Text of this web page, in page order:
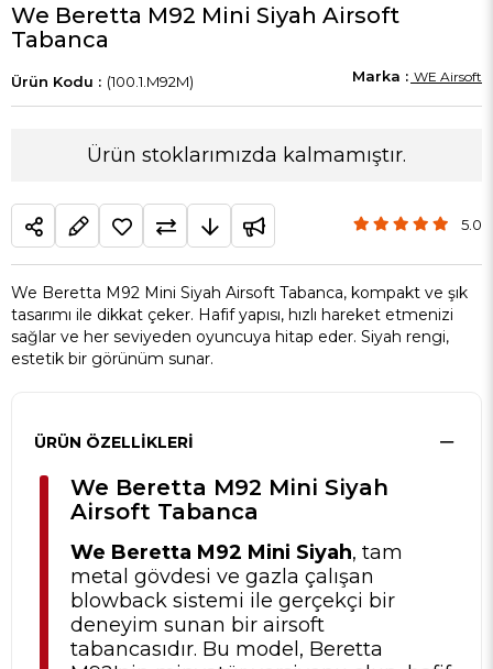
We Beretta M92 Mini Siyah Airsoft
Tabanca
(100.1.M92M) WE Airsoft
Ürün stoklarımızda kalmamıştır.
5.0
We Beretta M92 Mini Siyah Airsoft Tabanca, kompakt ve şık
tasarımı ile dikkat çeker. Hafif yapısı, hızlı hareket etmenizi
sağlar ve her seviyeden oyuncuya hitap eder. Siyah rengi,
estetik bir görünüm sunar.
ÜRÜN ÖZELLIKLERI
We Beretta M92 Mini Siyah
Airsoft Tabanca
We Beretta M92 Mini Siyah, tam
metal gövdesi ve gazla çalışan
blowback sistemi ile gerçekçi bir
deneyim sunan bir airsoft
tabancasıdır. Bu model, Beretta